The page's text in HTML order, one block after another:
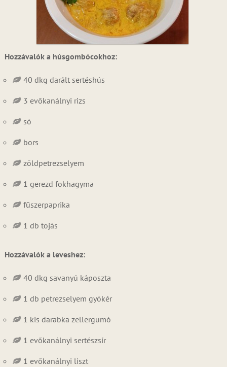
Hozzávalók a húsgombócokhoz:
40 dkg darált sertéshús
3 evőkanálnyi rizs
só
bors
zöldpetrezselyem
1 gerezd fokhagyma
fűszerpaprika
1 db tojás
Hozzávalók a leveshez:
40 dkg savanyú káposzta
1 db petrezselyem gyökér
1 kis darabka zellergumó
1 evőkanálnyi sertészsír
1 evőkanálnyi liszt